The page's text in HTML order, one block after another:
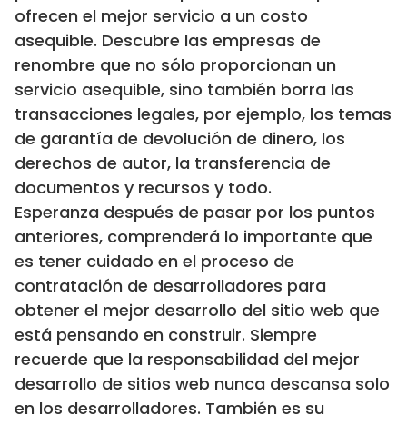
ofrecen el mejor servicio a un costo
asequible. Descubre las empresas de
renombre que no sólo proporcionan un
servicio asequible, sino también borra las
transacciones legales, por ejemplo, los temas
de garantía de devolución de dinero, los
derechos de autor, la transferencia de
documentos y recursos y todo.
Esperanza después de pasar por los puntos
anteriores, comprenderá lo importante que
es tener cuidado en el proceso de
contratación de desarrolladores para
obtener el mejor desarrollo del sitio web que
está pensando en construir. Siempre
recuerde que la responsabilidad del mejor
desarrollo de sitios web nunca descansa solo
en los desarrolladores. También es su